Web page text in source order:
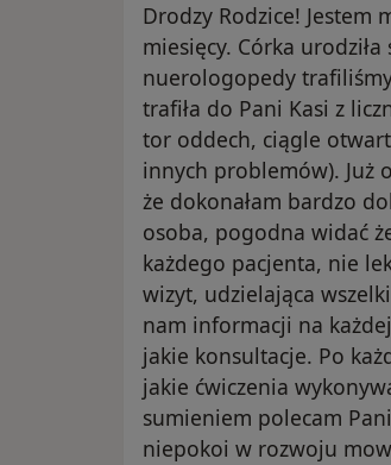
Drodzy Rodzice! Jestem
miesięcy. Córka
nuerologopedy
trafiła do Pani Kasi z
tor oddech, ciągle
innych problemów). Już
że dokonałam bardzo
osoba, pogodna widać
każdego pacjenta, nie
wizyt, udzielająca
nam informacji na
jakie konsultacje. Po
jakie ćwiczenia
sumieniem polecam
niepokoi w rozwoju